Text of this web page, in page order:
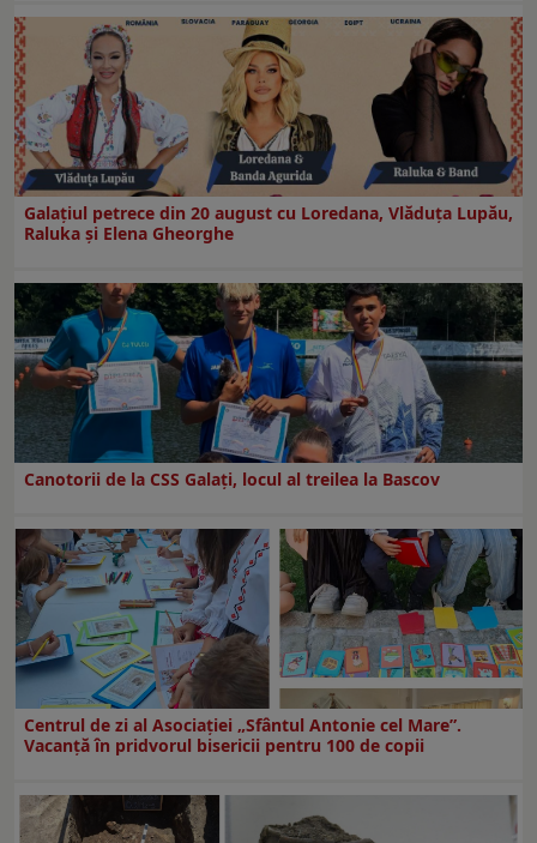
Galaţiul petrece din 20 august cu Loredana, Vlăduța Lupău,
Raluka și Elena Gheorghe
Canotorii de la CSS Galați, locul al treilea la Bascov
Centrul de zi al Asociației „Sfântul Antonie cel Mare”.
Vacanță în pridvorul bisericii pentru 100 de copii